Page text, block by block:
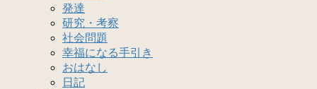
発達
研究・考察
社会問題
幸福になる手引き
おはなし
日記